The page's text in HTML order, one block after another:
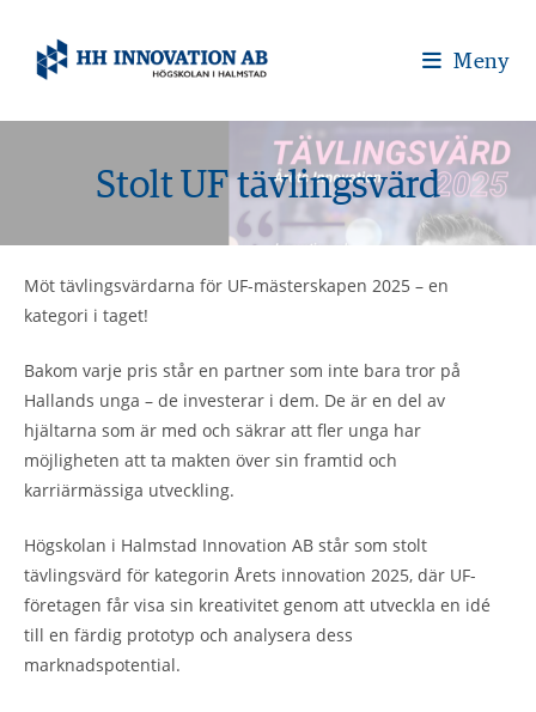
Meny
Stolt UF tävlingsvärd
Möt tävlingsvärdarna för UF-mästerskapen 2025 – en
kategori i taget!
Bakom varje pris står en partner som inte bara tror på
Hallands unga – de investerar i dem. De är en del av
hjältarna som är med och säkrar att fler unga har
möjligheten att ta makten över sin framtid och
karriärmässiga utveckling.
Högskolan i Halmstad Innovation AB står som stolt
tävlingsvärd för kategorin Årets innovation 2025, där UF-
företagen får visa sin kreativitet genom att utveckla en idé
till en färdig prototyp och analysera dess
marknadspotential.